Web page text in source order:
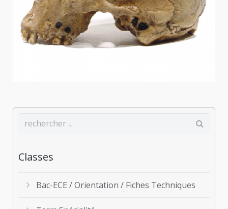
Classes
Bac-ECE / Orientation / Fiches Techniques